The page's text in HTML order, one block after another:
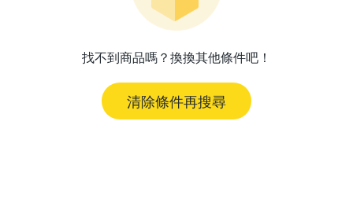
找不到商品嗎？換換其他條件吧！
清除條件再搜尋